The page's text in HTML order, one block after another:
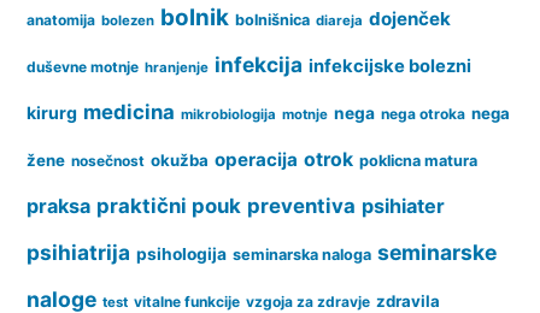
anatomija bolezen bolnik bolnišnica diareja dojenček
duševne motnje hranjenje infekcija infekcijske bolezni
kirurg medicina mikrobiologija motnje nega nega otroka nega
žene nosečnost okužba operacija otrok poklicna matura
praksa praktični pouk preventiva psihiater
psihiatrija psihologija seminarska naloga seminarske
naloge test vitalne funkcije vzgoja za zdravje zdravila